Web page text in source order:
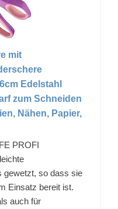
mit
Edelstahl
zum Schneiden
Nähen, Papier,
PROFI
gewetzt, so dass sie
Einsatz bereit ist.
auch für